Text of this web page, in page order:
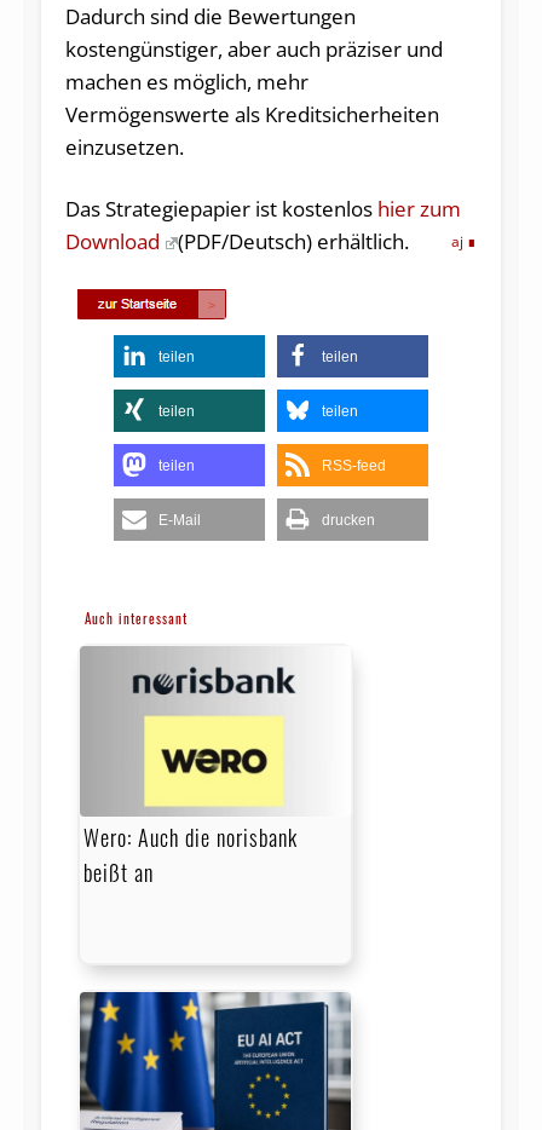
Dadurch sind die Bewertungen
kostengünstiger, aber auch präziser und
machen es möglich, mehr
Vermögenswerte als Kreditsicherheiten
einzusetzen.
Das Strategiepapier ist kostenlos hier zum
Download
(PDF/Deutsch) erhältlich. aj
teilen teilen
teilen teilen
teilen RSS-feed
E-Mail drucken
Auch interessant
Wero: Auch die norisbank
beißt an